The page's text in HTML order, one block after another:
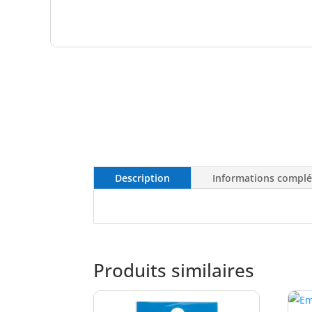
Description Informations
Produits similaires